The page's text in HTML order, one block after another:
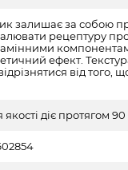
залишає за собою
рецептуру
ефект.
від того,
якості діє протягом 90